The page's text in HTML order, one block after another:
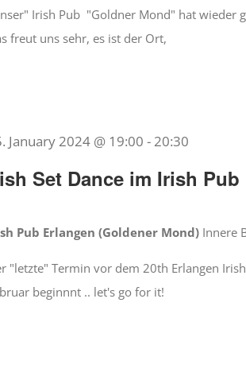
Irish Pub "Goldner Mond" hat wieder
freut uns sehr, es ist der Ort,
Set Dance im Irish
January 2024 @ 19:00 - 20:30
Pub Erlangen (Goldener Mond) Innere
"letzte" Termin vor dem 20th Erlangen
beginnnt .. let's go for it!